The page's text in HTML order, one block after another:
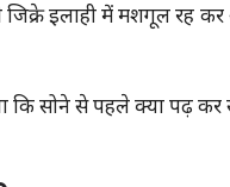
जिक्रे इलाही में मशगूल रह
सोने से पहले क्या पढ़